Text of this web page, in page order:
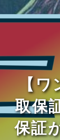
【
取保
保証